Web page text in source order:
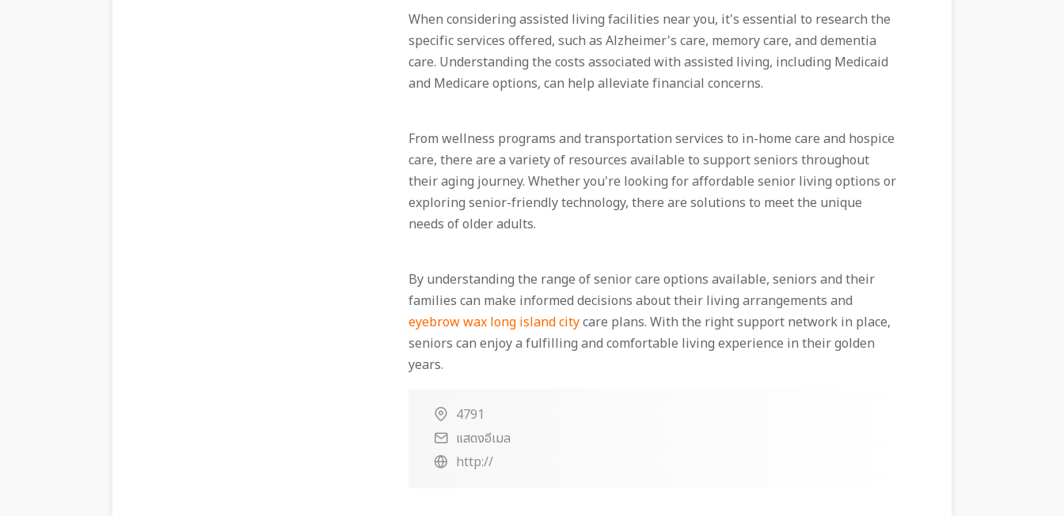
When considering assisted living facilities near you, it's essential to research the
specific services offered, such as Alzheimer's care, memory care, and dementia
care. Understanding the costs associated with assisted living, including Medicaid
and Medicare options, can help alleviate financial concerns.
From wellness programs and transportation services to in-home care and hospice
care, there are a variety of resources available to support seniors throughout
their aging journey. Whether you're looking for affordable senior living options or
exploring senior-friendly technology, there are solutions to meet the unique
needs of older adults.
By understanding the range of senior care options available, seniors and their
families can make informed decisions about their living arrangements and
eyebrow wax long island citycare plans. With the right support network in place,
seniors can enjoy a fulfilling and comfortable living experience in their golden
years.
4791
แสดงอีเมล
http://